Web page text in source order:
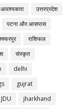
आवश्यकता
उत्तरप्रदेश
पटना और आसपास
राशिफल
संस्कृत
delhi
gujrat
JDU
jharkhand